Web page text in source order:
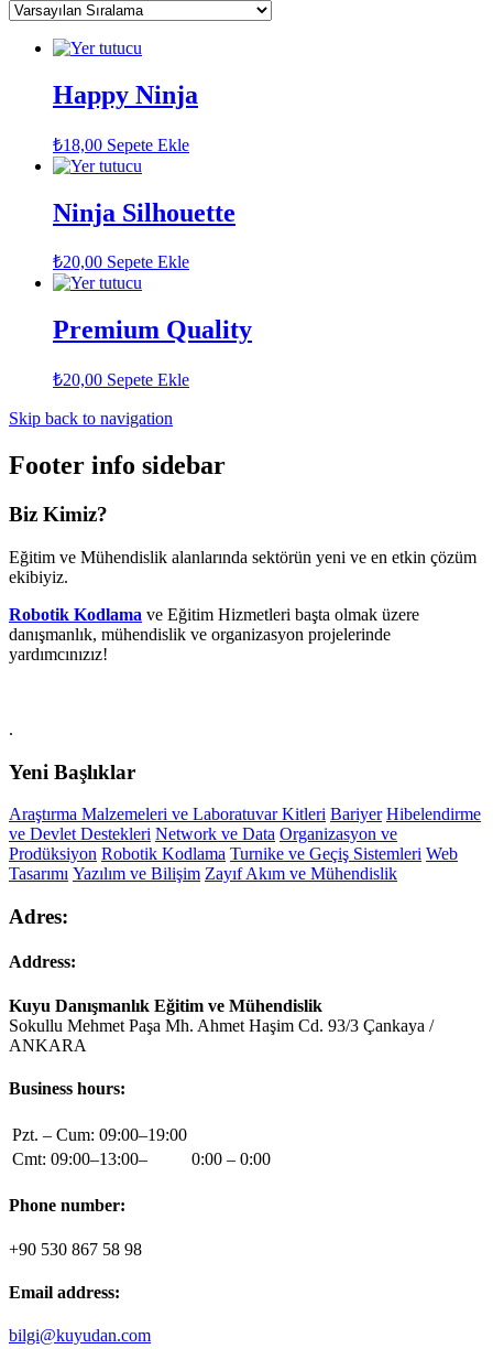
Happy Ninja
₺18,00 Sepete Ekle
Ninja Silhouette
₺20,00 Sepete Ekle
Premium Quality
₺20,00 Sepete Ekle
Skip back to navigation
Footer info sidebar
Biz Kimiz?
Eğitim ve Mühendislik alanlarında sektörün yeni ve en etkin çözüm
ekibiyiz.
Robotik Kodlama ve Eğitim Hizmetleri başta olmak üzere
danışmanlık, mühendislik ve organizasyon projelerinde
yardımcınızız!
.
Yeni Başlıklar
Araştırma Malzemeleri ve Laboratuvar Kitleri Bariyer Hibelendirme
ve Devlet Destekleri Network ve Data Organizasyon ve
Prodüksiyon Robotik Kodlama Turnike ve Geçiş Sistemleri Web
Tasarımı Yazılım ve Bilişim Zayıf Akım ve Mühendislik
Adres:
Address:
Kuyu Danışmanlık Eğitim ve Mühendislik
Sokullu Mehmet Paşa Mh. Ahmet Haşim Cd. 93/3 Çankaya /
ANKARA
Business hours:
Pzt. – Cum: 09:00–19:00
Cmt: 09:00–13:00–
0:00 – 0:00
Phone number:
+90 530 867 58 98
Email address:
bilgi@kuyudan.com